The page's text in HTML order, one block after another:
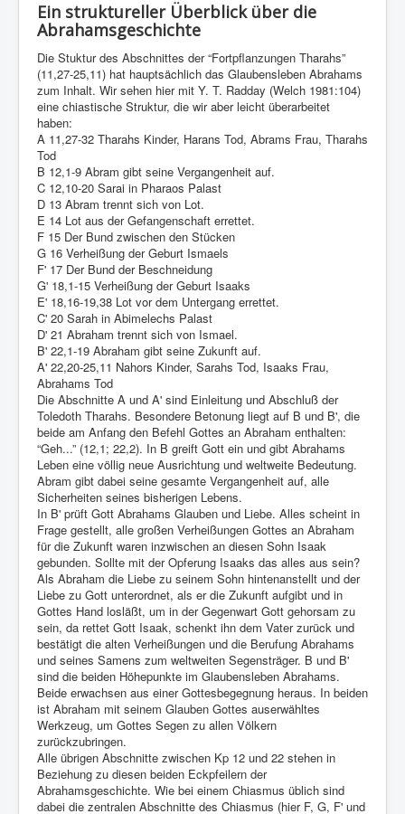
Ein struktureller Überblick über die
Abrahamsgeschichte
Die Stuktur des Abschnittes der “Fortpflanzungen Tharahs”
(11,27-25,11) hat hauptsächlich das Glaubensleben Abrahams
zum Inhalt. Wir sehen hier mit Y. T. Radday (Welch 1981:104)
eine chiastische Struktur, die wir aber leicht überarbeitet
haben:
A 11,27-32 Tharahs Kinder, Harans Tod, Abrams Frau, Tharahs
Tod
B 12,1-9 Abram gibt seine Vergan­genheit auf.
C 12,10-20 Sarai in Pharaos Palast
D 13 Abram trennt sich von Lot.
E 14 Lot aus der Gefangenschaft errettet.
F 15 Der Bund zwischen den Stücken­
G 16 Verheißung der Geburt Ismaels
F' 17 Der Bund der Beschneidung
G' 18,1-15 Verheißung der Geburt Isaaks
E' 18,16-19,38 Lot vor dem Untergang errettet.
C' 20 Sarah in Abimelechs Palast
D' 21 Abraham trennt sich von Ismael.
B' 22,1-19 Abraham gibt seine Zukunft auf.
A' 22,20-25,11 Nahors Kinder, Sarahs Tod, Isaaks Frau,
Abrahams Tod
Die Abschnitte A und A' sind Einleitung und Abschluß der
Toledoth Tharahs. Besondere Betonung liegt auf B und B', die
beide am Anfang den Befehl Gottes an Abraham enthalten:
“Geh...” (12,1; 22,2). In B greift Gott ein und gibt Abrahams
Leben eine völlig neue Ausrichtung und weltweite Bedeutung.
Abram gibt dabei seine gesamte Vergangenheit auf, alle
Sicherheiten seines bisherigen Lebens.
In B' prüft Gott Abrahams Glauben und Liebe. Alles scheint in
Frage gestellt, alle großen Verheißungen Gottes an Abraham
für die Zukunft waren inzwischen an diesen Sohn Isaak
gebunden. Sollte mit der Opferung Isaaks das alles aus sein?
Als Abraham die Liebe zu seinem Sohn hintenanstellt und der
Liebe zu Gott unterordnet, als er die Zukunft aufgibt und in
Gottes Hand losläßt, um in der Gegenwart Gott gehorsam zu
sein, da rettet Gott Isaak, schenkt ihn dem Vater zurück und
bestätigt die alten Verheißungen und die Berufung Abrahams
und seines Samens zum weltweiten Segensträger. B und B'
sind die beiden Höhepunkte im Glaubensleben Abrahams.
Beide erwachsen aus einer Gottesbegegnung heraus. In beiden
ist Abraham mit seinem Glauben Gottes auserwähltes
Werkzeug, um Gottes Segen zu allen Völkern
zurückzubringen.
Alle übrigen Abschnitte zwischen Kp 12 und 22 stehen in
Beziehung zu diesen beiden Eckpfeilern der
Abrahamsgeschichte. Wie bei einem Chiasmus üblich sind
dabei die zentralen Abschnitte des Chiasmus (hier F, G, F' und